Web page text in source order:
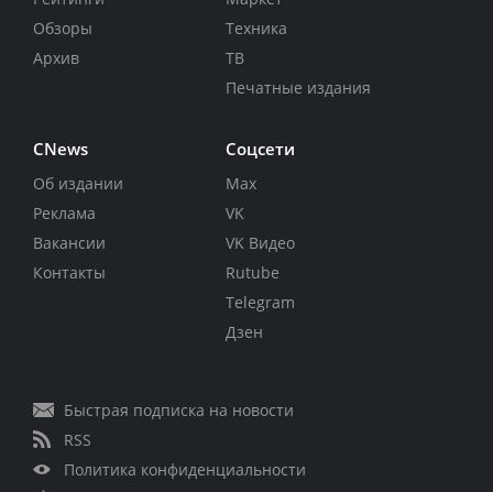
Обзоры
Архив
Техника
ТВ
Печатные издания
CNews
Об издании
Реклама
Вакансии
Контакты
Соцсети
Max
VK
VK Видео
Rutube
Telegram
Дзен
Быстрая подписка на новости
RSS
Политика конфиденциальности